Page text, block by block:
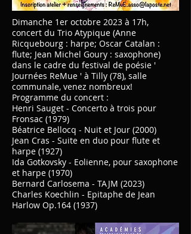
Dimanche 1er octobre 2023 à 17h,
concert du Trio Atypique (Anne
Ricquebourg : harpe; Oscar Catalan :
flute; Jean Michel Goury : saxophone)
dans le cadre du festival de poésie '
Journées ReMue ' à Tilly (78), salle
communale, venez nombreux!
Programme du concert :
Henri Sauget - Concerto à trois pour
Fronsac (1979)
Béatrice Bellocq - Nuit et Jour (2000)
Jean Cras - Suite en duo pour flute et
harpe (1927)
Ida Gotkovsky - Eolienne, pour saxophone
et harpe (1970)
Bernard Carlosema - TAJM (2023)
Charles Koechlin - Epitaphe de Jean
Harlow Op.164 (1937)